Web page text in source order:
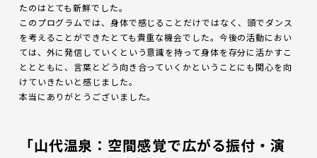
たのはとても新鮮でした。
このプログラムでは、身体で感じることだけではなく、頭でダンス
を考えることができたとても貴重な機会でした。今後の活動におい
ては、外に発信していくという意識を持って身体を存分に活かすこ
ととともに、言葉とどう向き合っていくかということにも関心を向
けていきたいと感じました。
本当にありがとうございました。
「山代温泉：空間感覚で広がる振付・演